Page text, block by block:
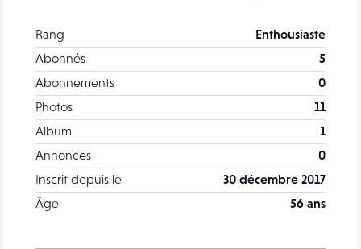
Rang
Enthousiaste
Abonnés
5
Abonnements
0
Photos
11
Album
1
Annonces
0
Inscrit depuis le
30 décembre 2017
Âge
56 ans